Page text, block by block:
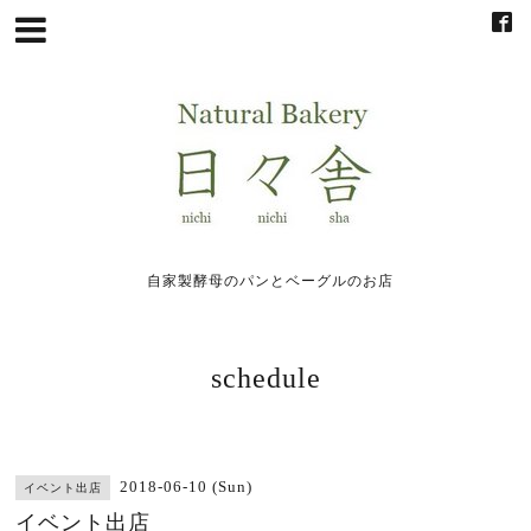
自家製酵母のパンとベーグルのお店
schedule
イベント出店 2018-06-10 (Sun)
イベント出店